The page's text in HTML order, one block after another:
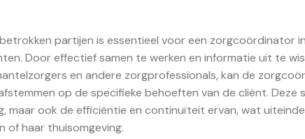
partijen is essentieel voor een zorgcoördinator
Door effectief samen te werken en informatie uit te
en andere zorgprofessionals, kan de
op de specifieke behoeften van de cliënt. Deze
maar ook de efficiëntie en continuïteit ervan, wat
of haar thuisomgeving.